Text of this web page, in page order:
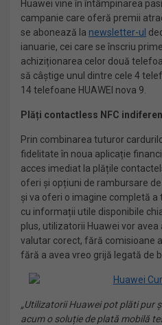
Huawei vine în întâmpinarea
campanie care oferă premii
se abonează la newsletter-ul
ianuarie, cei care se înscriu
achiziționarea celor două
să câștige unul dintre cele 4
14 telefoane HUAWEI nova 9.
Plăți contactless NFC
Prin combinarea tuturor
fidelitate în noua aplicație
acces imediat la plățile
oferi și opțiuni de rambursare
și va oferi o imagine completă
cu informații utile disponibile
plus, utilizatorii Huawei vor avea
valutar corect, fără comisioane
fără a avea vreo grijă legată de
„Utilizatorii Huawei pot plăti pur
acum o soluție de plată mobilă